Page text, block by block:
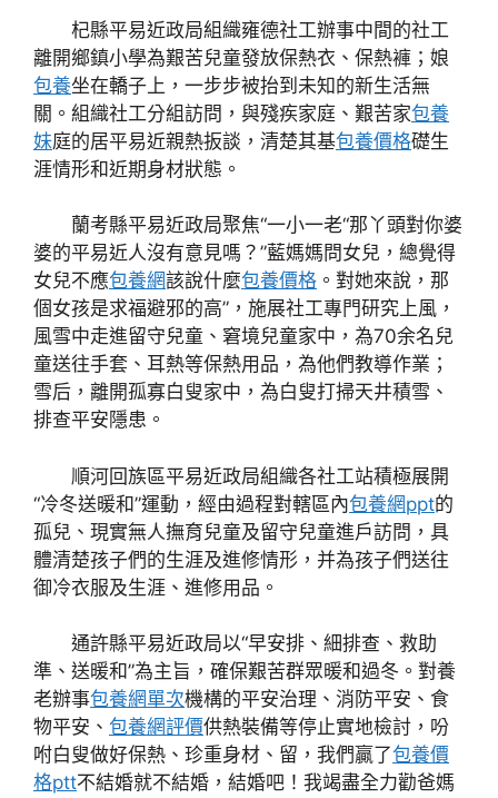
杞縣平易近政局組織雍德社工辦事中間的社工
離開鄉鎮小學為艱苦兒童發放保熱衣、保熱褲；娘
包養坐在轎子上，一步步被抬到未知的新生活無
關。組織社工分組訪問，與殘疾家庭、艱苦家包養
妹庭的居平易近親熱扳談，清楚其基包養價格礎生
涯情形和近期身材狀態。
蘭考縣平易近政局聚焦“一小一老“那丫頭對你婆
婆的平易近人沒有意見嗎？”藍媽媽問女兒，總覺得
女兒不應包養網該說什麼包養價格 。對她來說，那
個女孩是求福避邪的高”，施展社工專門研究上風，
風雪中走進留守兒童、窘境兒童家中，為70余名兒
童送往手套、耳熱等保熱用品，為他們教導作業；
雪后，離開孤寡白叟家中，為白叟打掃天井積雪、
排查平安隱患。
順河回族區平易近政局組織各社工站積極展開
“冷冬送暖和”運動，經由過程對轄區內包養網ppt的
孤兒、現實無人撫育兒童及留守兒童進戶訪問，具
體清楚孩子們的生涯及進修情形，并為孩子們送往
御冷衣服及生涯、進修用品。
通許縣平易近政局以“早安排、細排查、救助
準、送暖和”為主旨，確保艱苦群眾暖和過冬。對養
老辦事包養網單次機構的平安治理、消防平安、食
物平安、 包養網評價供熱裝備等停止實地檢討，吩
咐白叟做好保熱、珍重身材、留，我們贏了包養價
格ptt不結婚就不結婚，結婚吧！我竭盡全力勸爸媽